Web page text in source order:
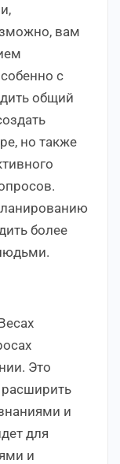
вам
с
общий
но также
более
Это
расширить
и
для
и